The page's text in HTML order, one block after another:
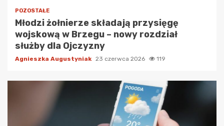
POZOSTAŁE
Młodzi żołnierze składają przysięgę
wojskową w Brzegu – nowy rozdział
służby dla Ojczyzny
Agnieszka Augustyniak 23 czerwca 2026 119